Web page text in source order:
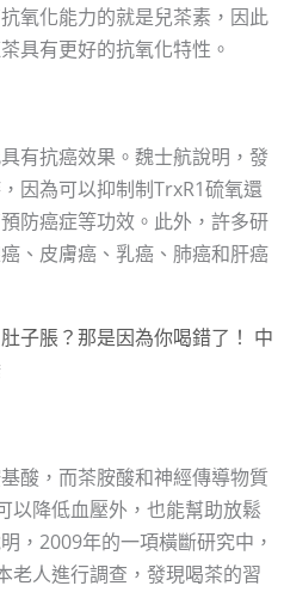
氧化能力的就是兒茶素，因此
具有更好的抗氧化特性。
有抗癌效果。魏士航說明，發
因為可以抑制制TrxR1硫氧還
防癌症等功效。此外，許多研
、皮膚癌、乳癌、肺癌和肝癌
子脹？那是因為你喝錯了！ 中
酸，而茶胺酸和神經傳導物質
以降低血壓外，也能幫助放鬆
，2009年的一項橫斷研究中，
老人進行調查，發現喝茶的習